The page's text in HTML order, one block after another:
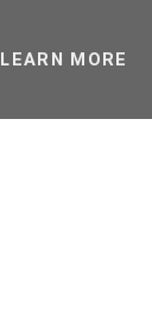
LEARN MORE